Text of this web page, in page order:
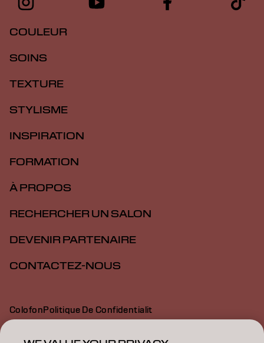
COULEUR
SOINS
TEXTURE
STYLISME
INSPIRATION
FORMATION
À PROPOS
RECHERCHER UN SALON
DEVENIR PARTENAIRE
CONTACTEZ-NOUS
ColofonPolitique De Confidentialit
Politique En Mati Re De Cookies
Déclaration d’accessibilité